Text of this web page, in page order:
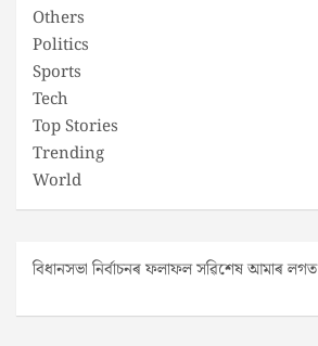
Others
Politics
Sports
Tech
Top Stories
Trending
World
বিধানসভা নিৰ্বাচনৰ ফলাফল সৱিশেষ আমাৰ লগত